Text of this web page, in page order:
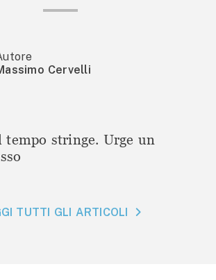
Cervelli
stringe. Urge un
TUTTI GLI ARTICOLI